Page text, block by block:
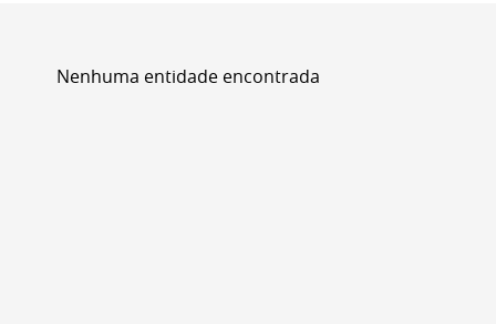
Nenhuma entidade encontrada